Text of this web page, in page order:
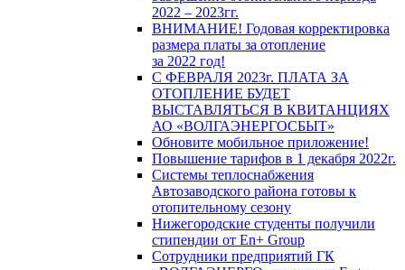
2022 – 2023гг.
ВНИМАНИЕ! Годовая корректировка
размера платы за отопление
за 2022 год!
С ФЕВРАЛЯ 2023г. ПЛАТА ЗА
ОТОПЛЕНИЕ БУДЕТ
ВЫСТАВЛЯТЬСЯ В КВИТАНЦИЯХ
АО «ВОЛГАЭНЕРГОСБЫТ»
Обновите мобильное приложение!
Повышение тарифов в 1 декабря 2022г.
Системы теплоснабжения
Автозаводского района готовы к
отопительному сезону
Нижегородские студенты получили
стипендии от En+ Group
Сотрудники предприятий ГК